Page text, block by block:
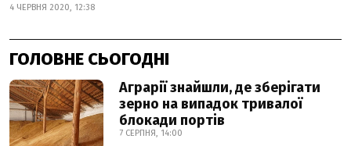
4 ЧЕРВНЯ 2020, 12:38
ГОЛОВНЕ СЬОГОДНІ
Аграрії знайшли, де зберігати
зерно на випадок тривалої
блокади портів
7 СЕРПНЯ, 14:00